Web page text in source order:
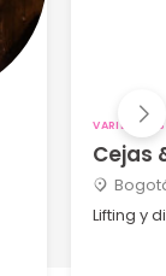
VARIEDADES
Cejas
Lifting y